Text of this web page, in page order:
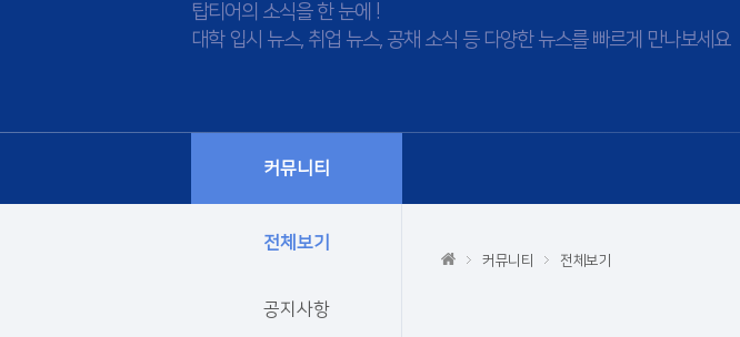
탑티어의 소식을 한 눈에 !
대학 입시 뉴스, 취업 뉴스, 공채 소식 등 다양한 뉴스를 빠르게 만나보세요
커뮤니티
전체보기
공지사항
커뮤니티 전체보기